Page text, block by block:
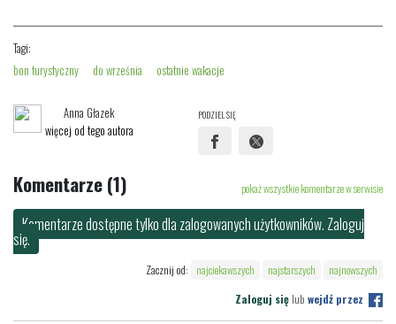
Tagi:
bon turystyczny
do września ostatnie wakacje
Anna Głazek
więcej od tego autora
PODZIEL SIĘ
Komentarze (1) pokaż wszystkie komentarze w serwisie
Komentarze dostępne tylko dla zalogowanych użytkowników. Zaloguj
się.
Zacznij od: najciekawszych najstarszych najnowszych
Zaloguj się lub wejdź przez